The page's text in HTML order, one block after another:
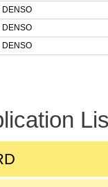
DENSO
DENSO
DENSO